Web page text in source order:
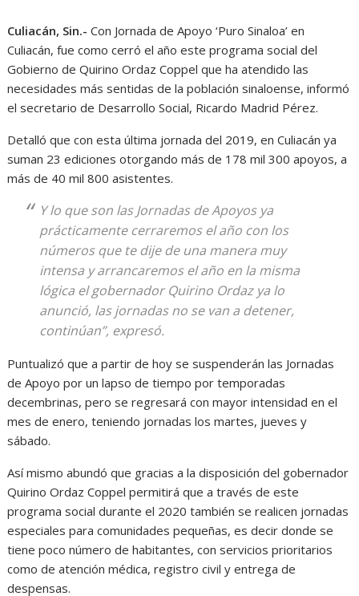
Culiacán, Sin.-Con Jornada de Apoyo ‘Puro Sinaloa’ en
Culiacán, fue como cerró el año este programa social del
Gobierno de Quirino Ordaz Coppel que ha atendido las
necesidades más sentidas de la población sinaloense, informó
el secretario de Desarrollo Social, Ricardo Madrid Pérez.
Detalló que con esta última jornada del 2019, en Culiacán ya
suman 23 ediciones otorgando más de 178 mil 300 apoyos, a
más de 40 mil 800 asistentes.
Y lo que son las Jornadas de Apoyos ya
prácticamente cerraremos el año con los
números que te dije de una manera muy
intensa y arrancaremos el año en la misma
lógica el gobernador Quirino Ordaz ya lo
anunció, las jornadas no se van a detener,
continúan”, expresó.
Puntualizó que a partir de hoy se suspenderán las Jornadas
de Apoyo por un lapso de tiempo por temporadas
decembrinas, pero se regresará con mayor intensidad en el
mes de enero, teniendo jornadas los martes, jueves y
sábado.
Así mismo abundó que gracias a la disposición del gobernador
Quirino Ordaz Coppel permitirá que a través de este
programa social durante el 2020 también se realicen jornadas
especiales para comunidades pequeñas, es decir donde se
tiene poco número de habitantes, con servicios prioritarios
como de atención médica, registro civil y entrega de
despensas.